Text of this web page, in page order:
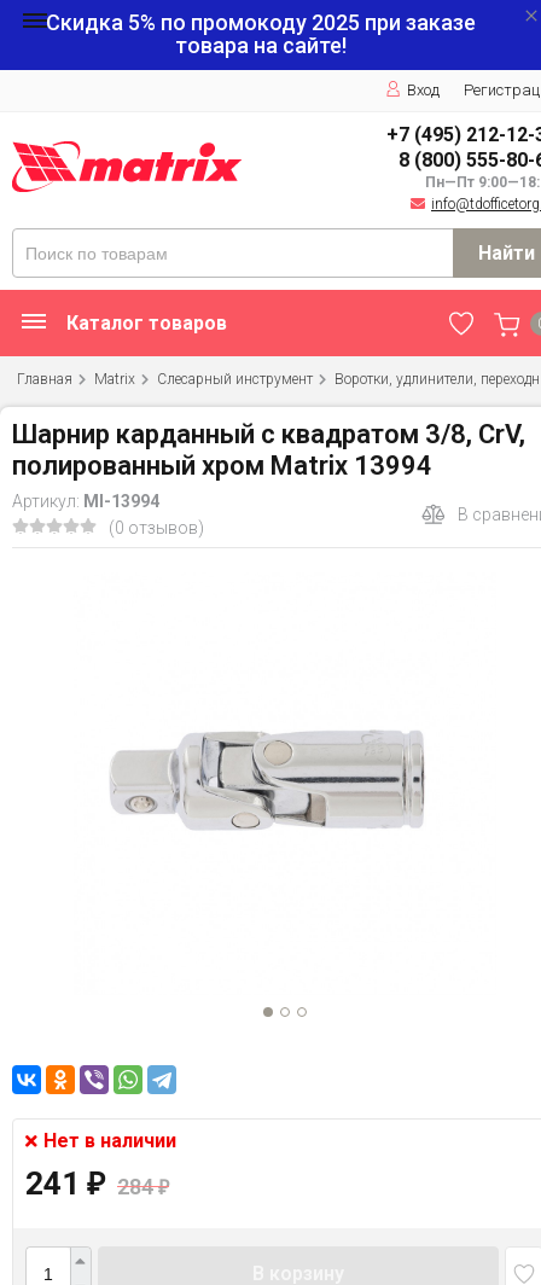
Скидка 5% по промокоду 2025 при заказе
товара на сайте!
Вход
+7 (495) 212-12-
8 (800) 555-80-
Пн—Пт
Найти
Каталог товаров
Главная Matrix Слесарный инструмент Воротки, удлинители,
Шарнир карданный с квадратом 3/8, CrV,
полированный хром Matrix 13994
Артикул: MI-13994
(0 отзывов)
В
Нет в наличии
241 ₽ 284₽